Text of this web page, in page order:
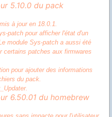
5.10.0 du pack
à jour en 18.0.1.
patch pour afficher l'état d'un
module Sys-patch a aussi été
certains patches aux firmwares
pour ajouter des informations
du pack.
6.50.01 du homebrew